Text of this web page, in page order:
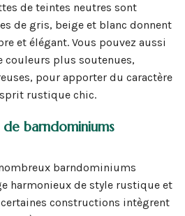
de teintes neutres sont
de gris, beige et blanc donnent
et élégant. Vous pouvez aussi
couleurs plus soutenues,
pour apporter du caractère
rustique chic.
de barndominiums
barndominiums
harmonieux de style rustique et
certaines constructions intègrent